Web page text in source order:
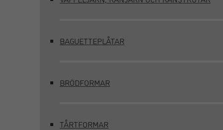
BAGUETTEPLÅTAR
BRÖDFORMAR
TÅRTFORMAR